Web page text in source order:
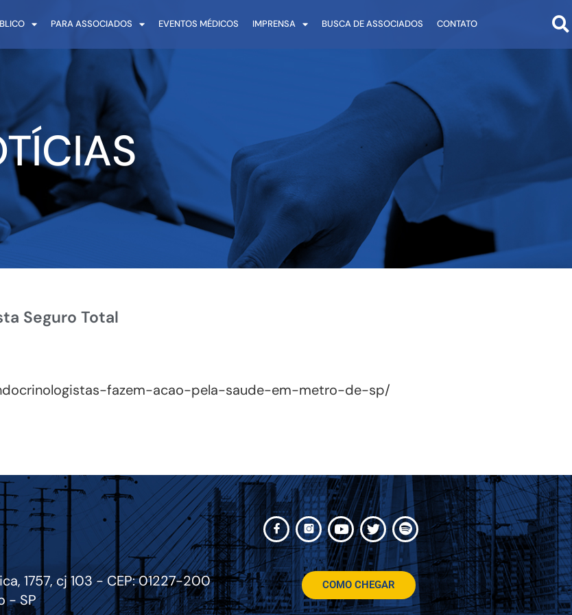
PARA ASSOCIADOS EVENTOS MÉDICOS IMPRENSA BUSCA DE ASSOCIADOS CONTATO
Seguro Total
fazem-acao-pela-saude-em-metro-de-sp/
1757, cj 103 - CEP: 01227-200
- SP
COMO CHEGAR